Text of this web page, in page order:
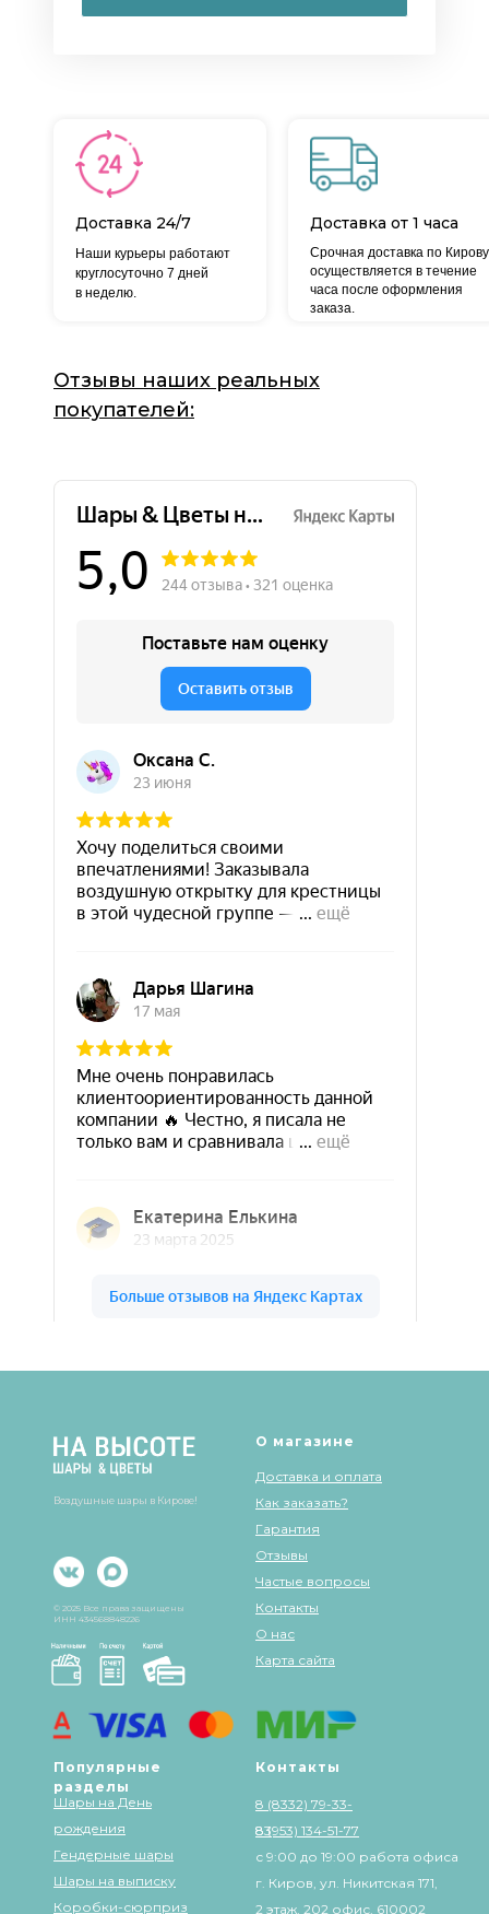
Доставка 24/7
Срочная доставка по Кирову
осуществляется в течение
часа после оформления
заказа.
Наши курьеры работают
круглосуточно 7 дней
в неделю.
Доставка от 1 часа
Отзывы наших реальных
покупателей:
О магазине
Доставка и оплата
Популярные
разделы
Шары на День
рождения
Контакты
© 2025 Все права защищены
Как заказать?
Гарантия
Отзывы
Частые вопросы
Контакты
О нас
Гендерные шары
Шары на выписку
Коробки-сюрприз
8 (8332) 79-33-
83
8 (953) 134-51-77
с 9:00 до 19:00 работа офиса
г. Киров, ул. Никитская 171,
2 этаж, 202 офис, 610002
ИНН 434568848226
Карта сайта
Воздушные шары в Кирове!